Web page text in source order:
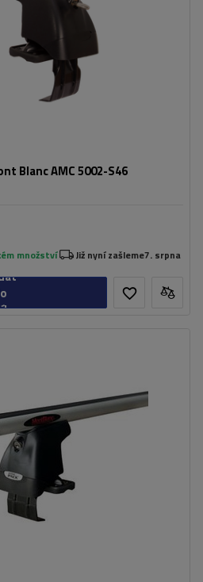
Blanc AMC 5002-S46
množství Již nyní zašleme7. srpna